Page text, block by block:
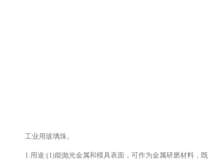
工业用玻璃珠。
1.用途:(1)能抛光金属和模具表面，可作为金属研磨材料，既